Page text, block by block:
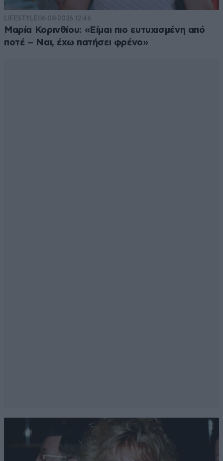
LIFESTYLE06·08·2026 12:46
Μαρία Κορινθίου: «Είμαι πιο ευτυχισμένη από
ποτέ – Ναι, έχω πατήσει φρένο»